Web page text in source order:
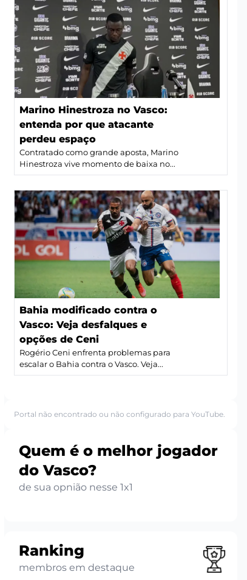
Marino Hinestroza no Vasco:
entenda por que atacante
perdeu espaço
Contratado como grande aposta, Marino
Hinestroza vive momento de baixa no...
Bahia modificado contra o
Vasco: Veja desfalques e
opções de Ceni
Rogério Ceni enfrenta problemas para
escalar o Bahia contra o Vasco. Veja...
Portal não encontrado ou não configurado para YouTube.
Quem é o melhor jogador
do Vasco?
de sua opnião nesse 1x1
Ranking
membros em destaque